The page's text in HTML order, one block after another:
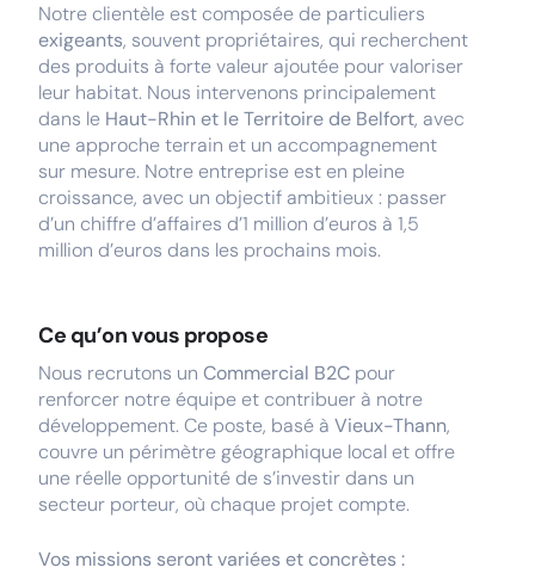
Notre clientèle est composée de particuliers
exigeants, souvent propriétaires, qui recherchent
des produits à forte valeur ajoutée pour valoriser
leur habitat. Nous intervenons principalement
dans le Haut-Rhin et le Territoire de Belfort, avec
une approche terrain et un accompagnement
sur mesure. Notre entreprise est en pleine
croissance, avec un objectif ambitieux : passer
d’un chiffre d’affaires d’1 million d’euros à 1,5
million d’euros dans les prochains mois.
Ce qu’on vous propose
Nous recrutons un Commercial B2C pour
renforcer notre équipe et contribuer à notre
développement. Ce poste, basé à Vieux-Thann,
couvre un périmètre géographique local et offre
une réelle opportunité de s’investir dans un
secteur porteur, où chaque projet compte.
Vos missions seront variées et concrètes :